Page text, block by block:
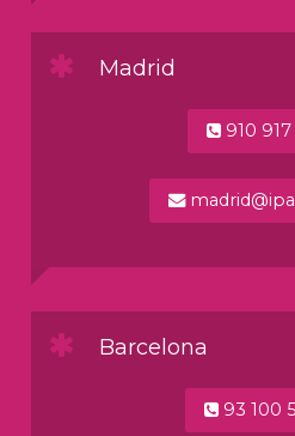
Madrid
910
Barcelona
93 100